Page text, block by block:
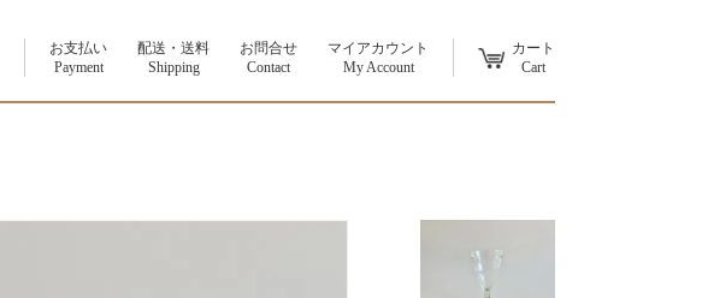
お支払い
Payment
配送・送料
Shipping
お問合せ
Contact
マイアカウント
My Account
カート
Cart